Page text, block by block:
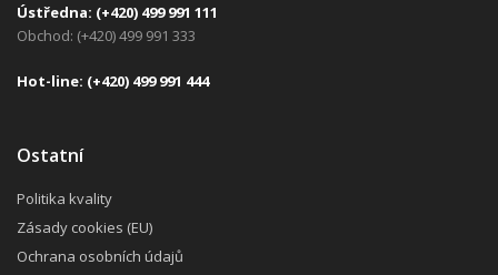
Ústředna: (+420) 499 991 111
Obchod: (+420) 499 991 333
Hot-line: (+420) 499 991 444
Ostatní
Politika kvality
Zásady cookies (EU)
Ochrana osobních údajů